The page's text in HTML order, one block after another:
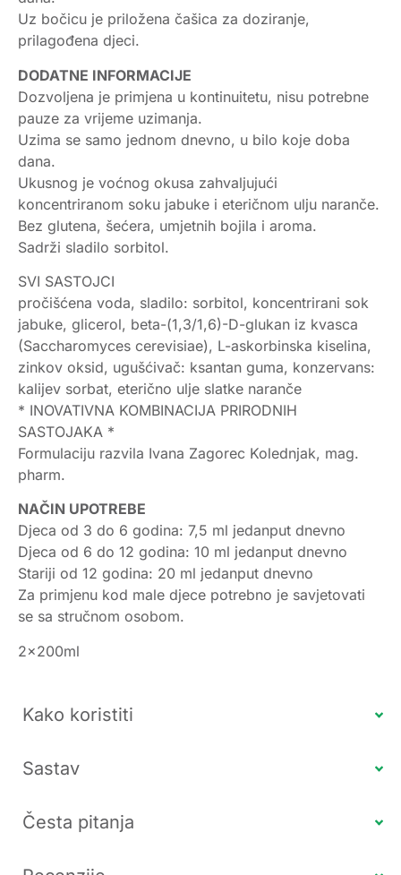
Uz bočicu je priložena čašica za doziranje,
prilagođena djeci.
DODATNE INFORMACIJE
Dozvoljena je primjena u kontinuitetu, nisu potrebne
pauze za vrijeme uzimanja.
Uzima se samo jednom dnevno, u bilo koje doba
dana.
Ukusnog je voćnog okusa zahvaljujući
koncentriranom soku jabuke i eteričnom ulju naranče.
Bez glutena, šećera, umjetnih bojila i aroma.
Sadrži sladilo sorbitol.
SVI SASTOJCI
pročišćena voda, sladilo: sorbitol, koncentrirani sok
jabuke, glicerol, beta-(1,3/1,6)-D-glukan iz kvasca
(Saccharomyces cerevisiae), L-askorbinska kiselina,
zinkov oksid, ugušćivač: ksantan guma, konzervans:
kalijev sorbat, eterično ulje slatke naranče
* INOVATIVNA KOMBINACIJA PRIRODNIH
SASTOJAKA *
Formulaciju razvila Ivana Zagorec Kolednjak, mag.
pharm.
NAČIN UPOTREBE
Djeca od 3 do 6 godina: 7,5 ml jedanput dnevno
Djeca od 6 do 12 godina: 10 ml jedanput dnevno
Stariji od 12 godina: 20 ml jedanput dnevno
Za primjenu kod male djece potrebno je savjetovati
se sa stručnom osobom.
2x200ml
Kako koristiti
Sastav
Česta pitanja